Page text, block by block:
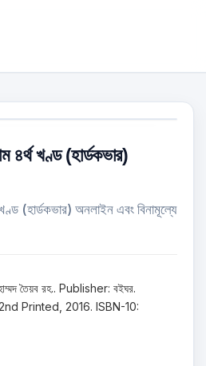
৪র্থ খণ্ড (হার্ডকভার)
(হার্ডকভার) অনলাইন এবং বিনামূল্যে
তৈয়ব রহ.. Publisher: বইঘর.
Printed, 2016. ISBN-10: